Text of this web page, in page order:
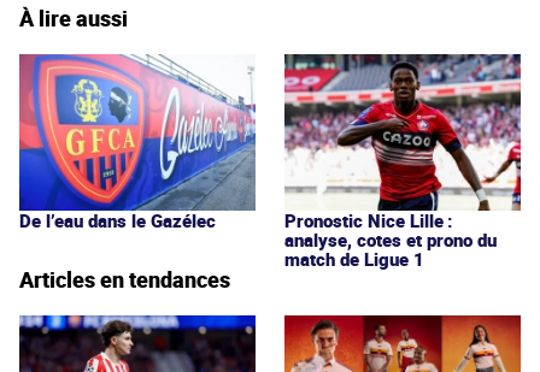
À lire aussi
De l’eau dans le Gazélec
Pronostic Nice Lille :
analyse, cotes et prono du
match de Ligue 1
Articles en tendances